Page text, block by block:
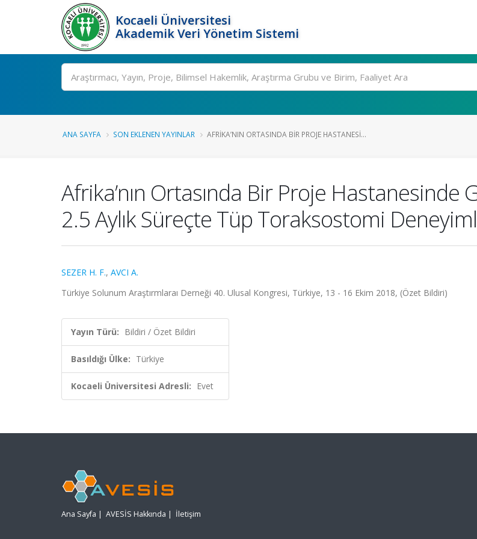
Kocaeli Üniversitesi
Akademik Veri Yönetim Sistemi
Ara
ANA SAYFA SON EKLENEN YAYINLAR AFRIKA’NIN ORTASINDA BIR PROJE HASTANESI...
Afrika’nın Ortasında Bir Proje Hastanesinde
2.5 Aylık Süreçte Tüp Toraksostomi
SEZER H. F., AVCI A.
Türkiye Solunum Araştırmlaraı Derneği 40. Ulusal Kongresi, Türkiye, 13 - 16 Ekim 2018, (Özet Bildiri)
Yayın Türü: Bildiri / Özet Bildiri
Basıldığı Ülke: Türkiye
Kocaeli Üniversitesi Adresli: Evet
Ana Sayfa | AVESİS Hakkında | İletişim